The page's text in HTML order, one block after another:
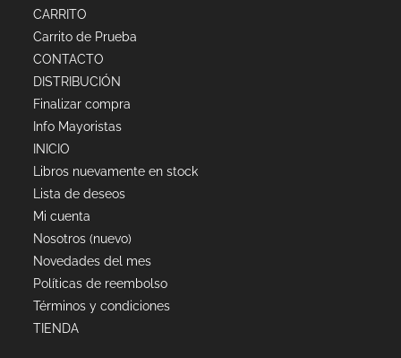
CARRITO
Carrito de Prueba
CONTACTO
DISTRIBUCIÓN
Finalizar compra
Info Mayoristas
INICIO
Libros nuevamente en stock
Lista de deseos
Mi cuenta
Nosotros (nuevo)
Novedades del mes
Políticas de reembolso
Términos y condiciones
TIENDA